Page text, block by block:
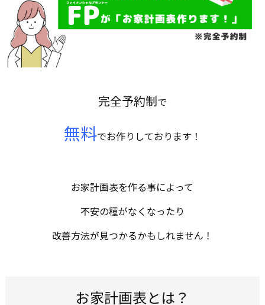
完全予約制で
無料でお作りしております！
お家計画表を作る事によって
不安の種がなくなったり
改善方法が見つかるかもしれません！
お家計画表とは？